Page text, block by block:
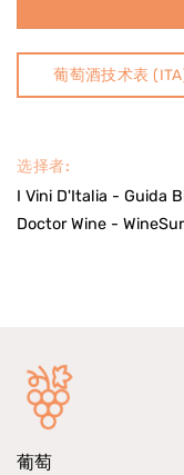
葡萄酒技术表
选择者:
I Vini D'Italia - Guida
Doctor Wine -
葡萄